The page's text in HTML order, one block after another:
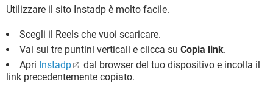
Utilizzare il sito Instadp è molto facile.
Scegli il Reels che vuoi scaricare.
Vai sui tre puntini verticali e clicca su Copia link.
Apri Instadp
dal browser del tuo dispositivo e incolla il
link precedentemente copiato.